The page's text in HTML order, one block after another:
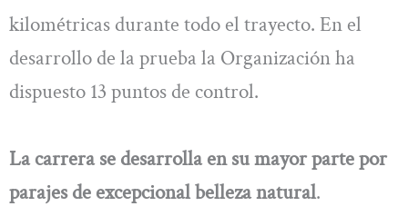
kilométricas durante todo el trayecto. En el
desarrollo de la prueba la Organización ha
dispuesto 13 puntos de control.
La carrera se desarrolla en su mayor parte por
parajes de excepcional belleza natural.